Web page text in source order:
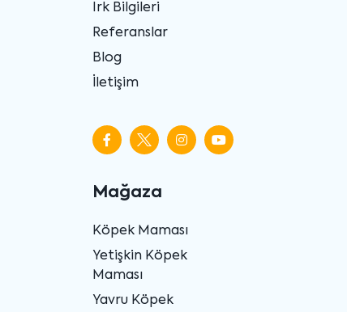
Irk Bilgileri
Referanslar
Blog
İletişim
Mağaza
Köpek Maması
Yetişkin Köpek
Maması
Yavru Köpek